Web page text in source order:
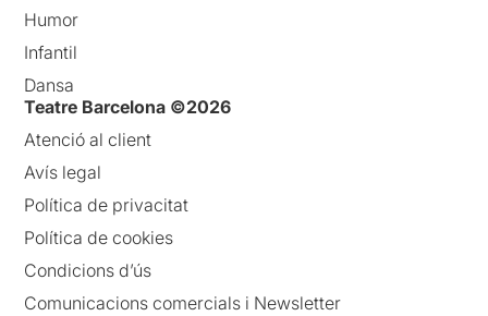
Humor
Infantil
Dansa
Teatre Barcelona ©2026
Atenció al client
Avís legal
Política de privacitat
Política de cookies
Condicions d’ús
Comunicacions comercials i Newsletter